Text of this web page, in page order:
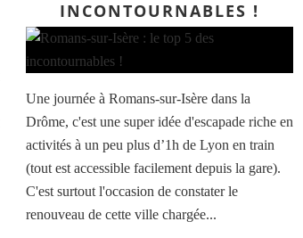
INCONTOURNABLES !
Une journée à Romans-sur-Isère dans la
Drôme, c'est une super idée d'escapade riche en
activités à un peu plus d’1h de Lyon en train
(tout est accessible facilement depuis la gare).
C'est surtout l'occasion de constater le
renouveau de cette ville chargée...